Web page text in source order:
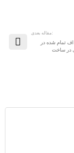
:مقاله بعدی
تمام شده در